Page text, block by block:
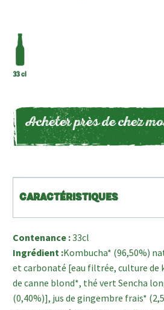
Acheter près de chez
CARACTÉRISTIQUES
Contenance :33cl
Ingrédient :Kombucha* (96,50%)
et carbonaté [eau filtrée, culture de
de canne blond*, thé vert Sencha
(0,40%)], jus de gingembre frais*